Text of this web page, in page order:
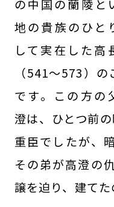
の中国の蘭陵と
地の貴族のひと
して実在した高
（541～573）の
です。この方の
澄は、ひとつ前
重臣でしたが、
その弟が高澄の
譲を迫り、建てた